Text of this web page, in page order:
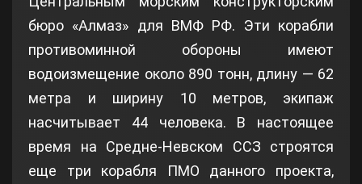
бюро «Алмаз» для ВМФ РФ. Эти корабли
противоминной обороны имеют
водоизмещение около 890 тонн, длину — 62
метра и ширину 10 метров, экипаж
насчитывает 44 человека. В настоящее
время на Средне-Невском ССЗ строятся
еще три корабля ПМО данного проекта,